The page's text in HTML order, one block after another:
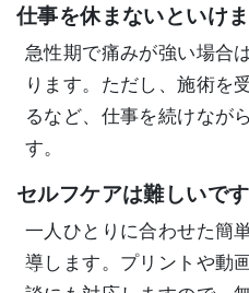
仕事を休まないといけ
急性期で痛みが強い場合
ります。ただし、施術を
るなど、仕事を続けなが
す。
セルフケアは難しいで
一人ひとりに合わせた簡
導します。プリントや動